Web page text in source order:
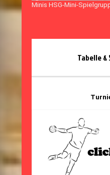
Minis HSG-Mini-
Tabelle